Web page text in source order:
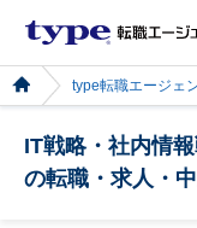
type転職エージェ
IT戦略・社内情
の転職・求人・